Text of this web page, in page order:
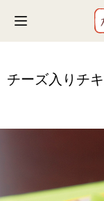
Toggle navigation
チーズ入りチ